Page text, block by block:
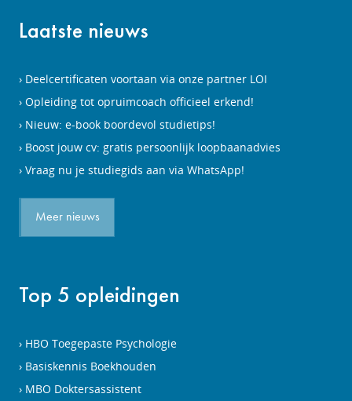
Laatste nieuws
Deelcertificaten voortaan via onze partner LOI
Opleiding tot opruimcoach officieel erkend!
Nieuw: e-book boordevol studietips!
Boost jouw cv: gratis persoonlijk loopbaanadvies
Vraag nu je studiegids aan via WhatsApp!
Meer nieuws
Top 5 opleidingen
HBO Toegepaste Psychologie
Basiskennis Boekhouden
MBO Doktersassistent